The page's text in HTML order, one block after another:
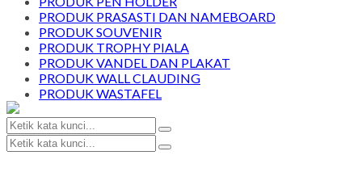
PRODUK PRASASTI DAN NAMEBOARD
PRODUK SOUVENIR
PRODUK TROPHY PIALA
PRODUK VANDEL DAN PLAKAT
PRODUK WALL CLAUDING
PRODUK WASTAFEL